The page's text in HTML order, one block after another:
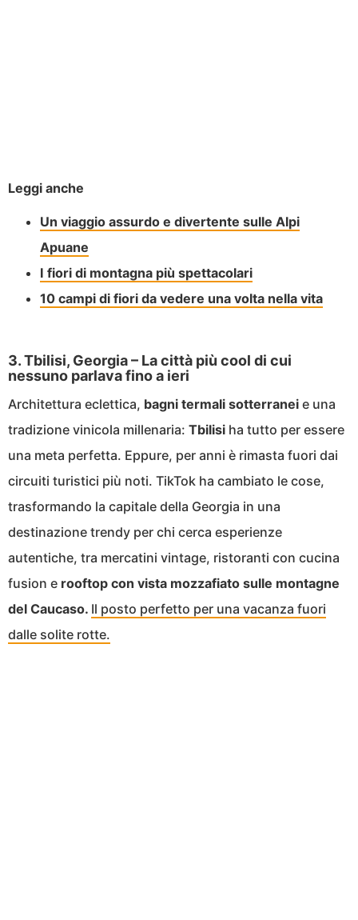
Leggi anche
Un viaggio assurdo e divertente sulle Alpi
Apuane
I fiori di montagna più spettacolari
10 campi di fiori da vedere una volta nella vita
3. Tbilisi, Georgia – La città più cool di cui
nessuno parlava fino a ieri
Architettura eclettica, bagni termali sotterranei e una
tradizione vinicola millenaria: Tbilisi ha tutto per essere
una meta perfetta. Eppure, per anni è rimasta fuori dai
circuiti turistici più noti. TikTok ha cambiato le cose,
trasformando la capitale della Georgia in una
destinazione trendy per chi cerca esperienze
autentiche, tra mercatini vintage, ristoranti con cucina
fusion e rooftop con vista mozzafiato sulle montagne
del Caucaso. Il posto perfetto per una vacanza fuori
dalle solite rotte.